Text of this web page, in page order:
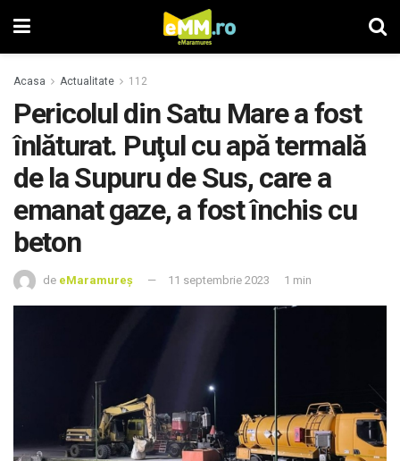
Acasa Actualitate 112
Pericolul din Satu Mare a fost
înlăturat. Puţul cu apă termală
de la Supuru de Sus, care a
emanat gaze, a fost închis cu
beton
de eMaramureș 11 septembrie 2023 1 min